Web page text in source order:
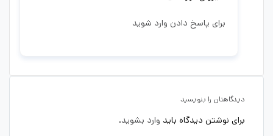
برای پاسخ دادن وارد شوید
دیدگاهتان را بنویسید
برای نوشتن دیدگاه باید وارد بشوید.